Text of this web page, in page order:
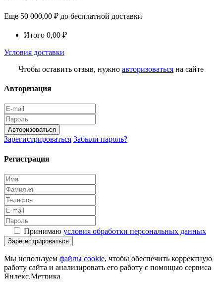
Еще 50 000,00 ₽ до бесплатной доставки
Итого 0,00 ₽
Условия доставки
Чтобы оставить отзыв, нужно авторизоваться на сайте
Авторизация
Авторизоваться
Зарегистрироваться Забыли пароль?
Регистрация
Принимаю условия обработки персональных данных
Зарегистрироваться
Мы используем файлы cookie, чтобы обеспечить корректную
работу сайта и анализировать его работу с помощью сервиса
Яндекс.Метрика